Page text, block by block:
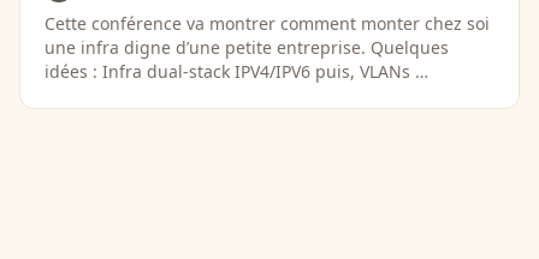
Cette conférence va montrer comment monter chez soi
une infra digne d’une petite entreprise. Quelques
idées : Infra dual-stack IPV4/IPV6 puis, VLANs …